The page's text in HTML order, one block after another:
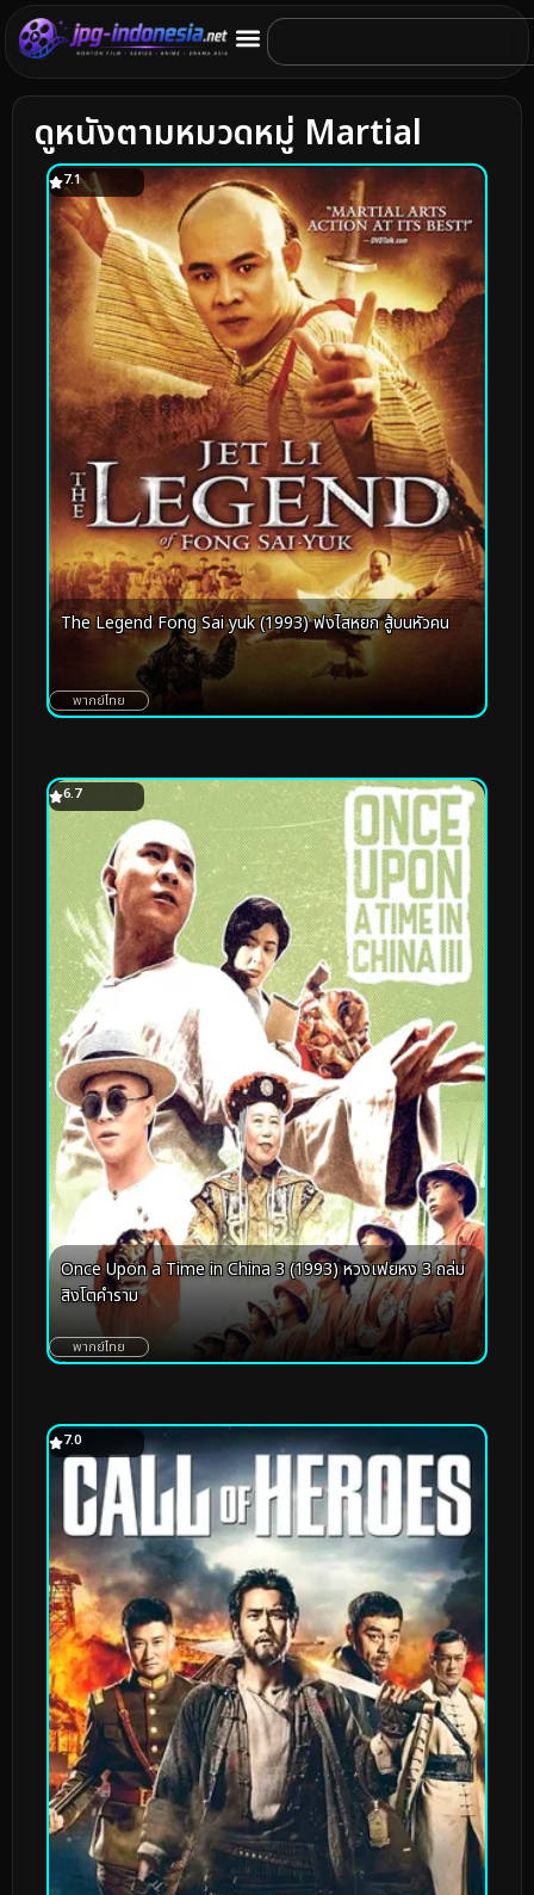
ดูหนังตามหมวดหมู่ Martial
7.1
The Legend Fong Sai yuk (1993) ฟงไสหยก สู้บนหัวคน
พากย์ไทย
6.7
Once Upon a Time in China 3 (1993) หวงเฟยหง 3 ถล่ม
สิงโตคำราม
พากย์ไทย
7.0